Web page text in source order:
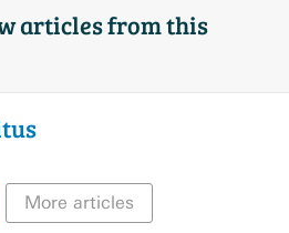
articles from this
More articles